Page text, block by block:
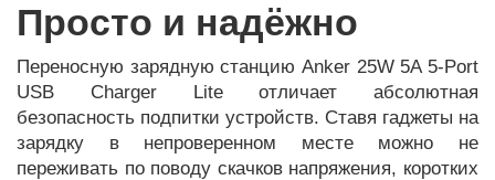
Просто и надёжно
Переносную зарядную станцию Anker 25W 5A 5-Port
USB Charger Lite отличает абсолютная
безопасность подпитки устройств. Ставя гаджеты на
зарядку в непроверенном месте можно не
переживать по поводу скачков напряжения, коротких